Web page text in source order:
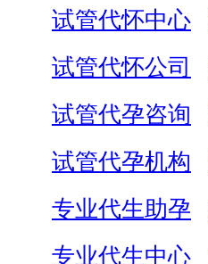
试管代怀中心
试管代怀公司
试管代孕咨询
试管代孕机构
专业代生助孕
专业代生中心